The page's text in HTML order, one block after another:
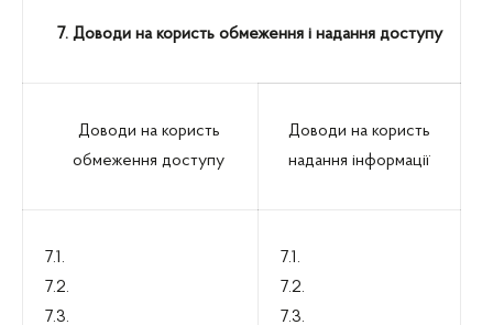
7. Доводи на користь обмеження і надання доступу
Доводи на користь
обмеження доступу
Доводи на користь
надання інформації
7.1.
7.2.
7.3.
7.1.
7.2.
7.3.